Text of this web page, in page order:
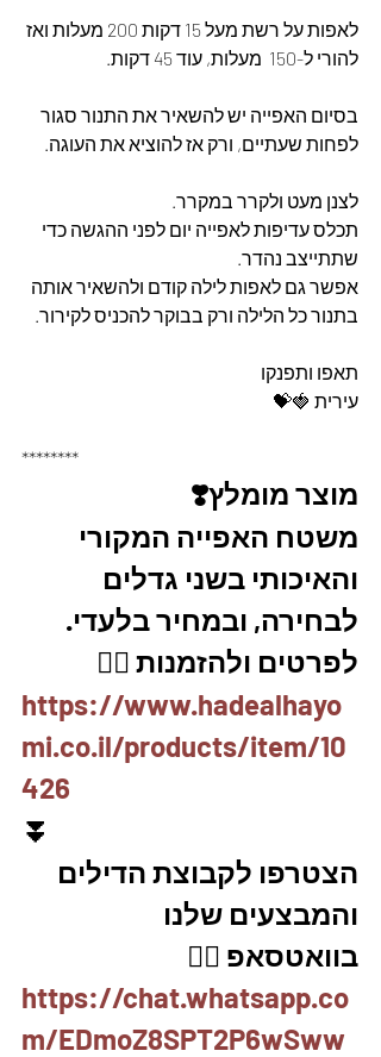
לאפות על רשת מעל 15 דקות 200 מעלות ואז
להורי ל-150  מעלות, עוד 45 דקות.
בסיום האפייה יש להשאיר את התנור סגור
לפחות שעתיים, ורק אז להוציא את העוגה.
לצנן מעט ולקרר במקרר.
תכלס עדיפות לאפייה יום לפני ההגשה כדי
שתתייצב נהדר.
אפשר גם לאפות לילה קודם ולהשאיר אותה
בתנור כל הלילה ורק בבוקר להכניס לקירור.
תאפו ותפנקו
עירית 🍓💝
********
מוצר מומלץ❣️
משטח האפייה המקורי
והאיכותי בשני גדלים
לבחירה, ובמחיר בלעדי.
לפרטים ולהזמנות 👇🏼
https://www.hadealhayo
mi.co.il/products/item/10
426
⏬
הצטרפו לקבוצת הדילים
והמבצעים שלנו
בוואטסאפ 👇🏽
https://chat.whatsapp.co
m/EDmoZ8SPT2P6wSww